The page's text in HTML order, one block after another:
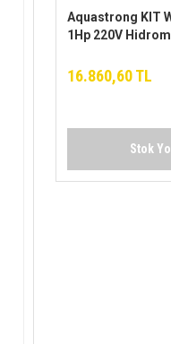
Aquastrong KIT
1Hp 220V
16.860,60 TL
Stok